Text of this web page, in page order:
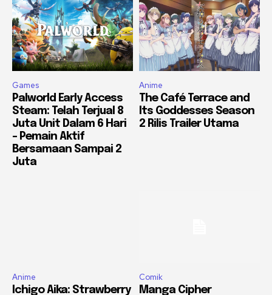
Games
Palworld Early Access
Steam: Telah Terjual 8
Juta Unit Dalam 6 Hari
– Pemain Aktif
Bersamaan Sampai 2
Juta
Anime
The Café Terrace and
Its Goddesses Season
2 Rilis Trailer Utama
Anime
Ichigo Aika: Strawberry
Comik
Manga Cipher